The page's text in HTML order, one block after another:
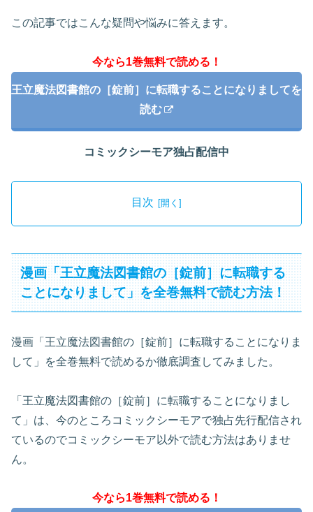
この記事ではこんな疑問や悩みに答えます。
今なら1巻無料で読める！
王立魔法図書館の［錠前］に転職することになりましてを
読む
コミックシーモア独占配信中
目次
漫画「王立魔法図書館の［錠前］に転職する
ことになりまして」を全巻無料で読む方法！
漫画「王立魔法図書館の［錠前］に転職することになりま
して」を全巻無料で読めるか徹底調査してみました。
「王立魔法図書館の［錠前］に転職することになりまし
て」は、今のところコミックシーモアで独占先行配信され
ているのでコミックシーモア以外で読む方法はありませ
ん。
今なら1巻無料で読める！